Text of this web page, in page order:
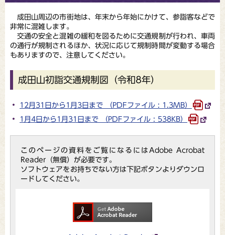
成田山周辺の市街地は、年末から年始にかけて、参詣客などで
非常に混雑します。
交通の安全と混雑の緩和を図るために交通規制が行われ、車両
の通行が規制されるほか、状況に応じて規制時間が変動する場合
もありますので、注意してください。
成田山初詣交通規制図（令和8年）
12月31日から1月3日まで （PDFファイル : 1.3MB）
1月4日から1月31日まで （PDFファイル : 538KB）
このページの資料をご覧になるにはAdobe Acrobat
Reader（無償）が必要です。
ソフトウェアをお持ちでない方は下記ボタンよりダウンロ
ードしてください。